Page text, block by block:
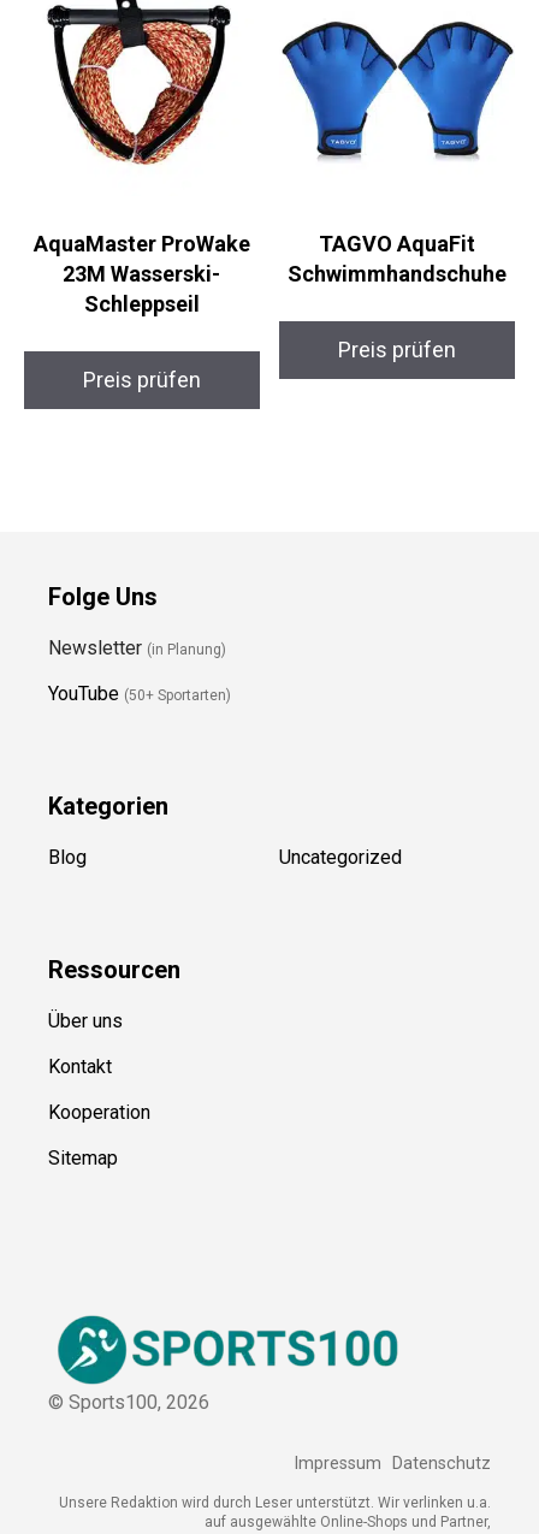
AquaMaster ProWake
23M Wasserski-
Schleppseil
Preis prüfen
TAGVO AquaFit
Schwimmhandschuhe
Preis prüfen
Folge Uns
Newsletter (in Planung)
YouTube (50+ Sportarten)
Kategorien
Blog Uncategorized
Ressourcen
Über uns
Kontakt
Kooperation
Sitemap
© Sports100, 2026
Impressum Datenschutz
Unsere Redaktion wird durch Leser unterstützt. Wir verlinken u.a.
auf ausgewählte Online-Shops und Partner,